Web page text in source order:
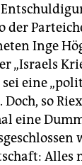
der
Inge
„Israels
eine
Doch, so
eine
Alles